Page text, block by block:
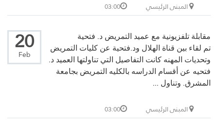
المبنى الرئيسي 03:00
20
Feb
مقابلة تلفزيونية مع عميد التمريض د. فتحية
تم لقاء بين قناة الهلال ود.فتحية عن كليات التمريض
وتحديات المهنه كانت التفاصيل التي تناولتها العميد د.
فتحيه عن أقسام الدراسه بالكليه التمريض بجامعة
المشرق. وتناول ...
المبنى الرئيسي 03:00